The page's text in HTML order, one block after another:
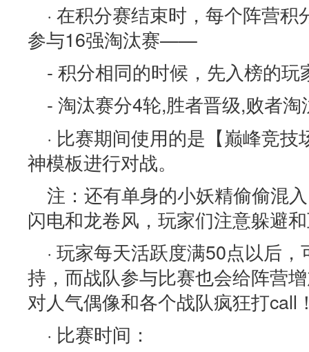
· 在积分赛结束时，每个阵营
参与16强淘汰赛——
- 积分相同的时候，先入榜的玩
- 淘汰赛分4轮,胜者晋级,败者淘
· 比赛期间使用的是【巅峰竞
神模板进行对战。
注：还有单身的小妖精偷偷混
闪电和龙卷风，玩家们注意躲避
· 玩家每天活跃度满50点以后
持，而战队参与比赛也会给阵营
对人气偶像和各个战队疯狂打call
· 比赛时间：